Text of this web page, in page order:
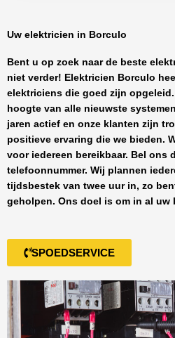
Uw elektricien in Borculo
Bent u op zoek naar de beste
niet verder! Elektricien Borculo
elektriciens die goed zijn
hoogte van alle nieuwste
jaren actief en onze klanten zijn
positieve ervaring die we bieden.
voor iedereen bereikbaar. Bel ons
telefoonnummer. Wij plannen
tijdsbestek van twee uur in, zo
geholpen. Ons doel is om in al uw
SPOEDSERVICE